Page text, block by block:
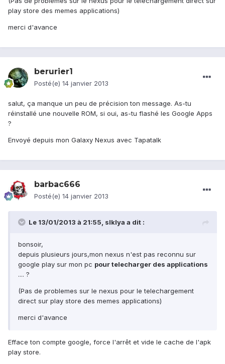
play store des memes applications)
merci d'avance
berurier1
Posté(e) 14 janvier 2013
salut, ça manque un peu de précision ton message. As-tu
réinstallé une nouvelle ROM, si oui, as-tu flashé les Google Apps
?
Envoyé depuis mon Galaxy Nexus avec Tapatalk
barbac666
Posté(e) 14 janvier 2013
Le 13/01/2013 à 21:55, slklya a dit :
bonsoir,
depuis plusieurs jours,mon nexus n'est pas reconnu sur
google play sur mon pc pour telecharger des applications
.... ?
(Pas de problemes sur le nexus pour le telechargement
direct sur play store des memes applications)
merci d'avance
Efface ton compte google, force l'arrêt et vide le cache de l'apk
play store.